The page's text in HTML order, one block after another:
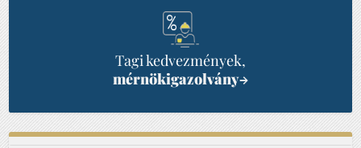
Tagi kedvezmények,
mérnökigazolvány→